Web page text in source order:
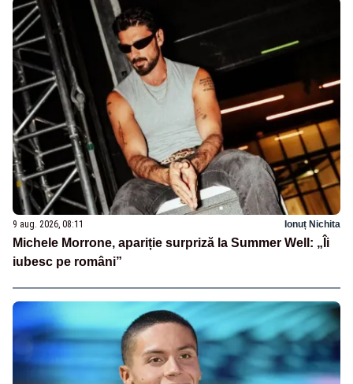
9 aug. 2026, 08:11 Ionuț Nichita
Michele Morrone, apariție surpriză la Summer Well: „Îi
iubesc pe români”